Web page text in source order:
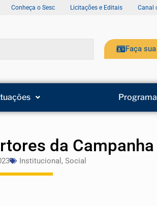
Conheça o Sesc Licitações e Editais Canal
Faça
da
Institucional , Social